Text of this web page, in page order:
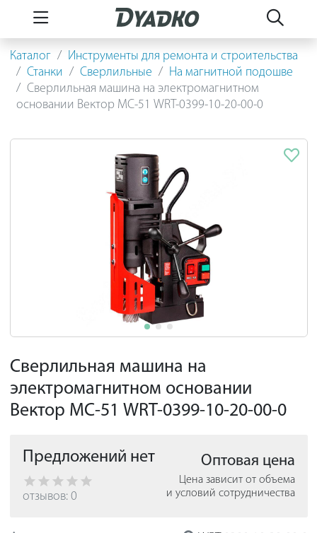
Каталог
Инструменты для ремонта и строительства
Станки
Сверлильные
На магнитной подошве
Сверлильная машина на электромагнитном
основании Вектор МС-51 WRT-0399-10-20-00-0
Сверлильная машина на
электромагнитном основании
Вектор МС-51 WRT-0399-10-20-00-0
Предложений нет
отзывов: 0
Оптовая цена
Цена зависит от объема
и условий сотрудничества